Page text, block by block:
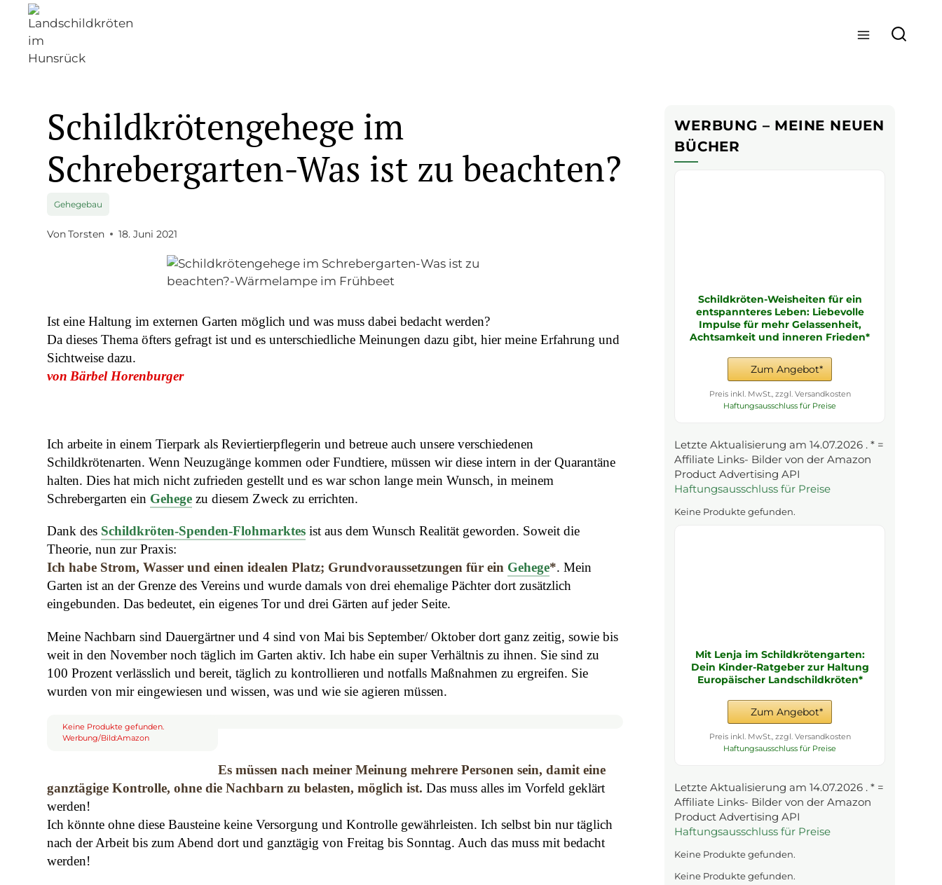
Inhalt
springen
Schildkrötengehege im
Schrebergarten-Was ist zu beachten?
Gehegebau
VonTorsten 18. Juni 2021
Ist eine Haltung im externen Garten möglich und was muss dabei bedacht werden?
Da dieses Thema öfters gefragt ist und es unterschiedliche Meinungen dazu gibt, hier meine Erfahrung und
Sichtweise dazu.
von Bärbel Horenburger
Ich arbeite in einem Tierpark als Reviertierpflegerin und betreue auch unsere verschiedenen
Schildkrötenarten. Wenn Neuzugänge kommen oder Fundtiere, müssen wir diese intern in der Quarantäne
halten. Dies hat mich nicht zufrieden gestellt und es war schon lange mein Wunsch, in meinem
Schrebergarten ein Gehege zu diesem Zweck zu errichten.
Dank des Schildkröten-Spenden-Flohmarktes ist aus dem Wunsch Realität geworden. Soweit die
Theorie, nun zur Praxis:
Ich habe Strom, Wasser und einen idealen Platz; Grundvoraussetzungen für ein Gehege*. Mein
Garten ist an der Grenze des Vereins und wurde damals von drei ehemalige Pächter dort zusätzlich
eingebunden. Das bedeutet, ein eigenes Tor und drei Gärten auf jeder Seite.
Meine Nachbarn sind Dauergärtner und 4 sind von Mai bis September/ Oktober dort ganz zeitig, sowie bis
weit in den November noch täglich im Garten aktiv. Ich habe ein super Verhältnis zu ihnen. Sie sind zu
100 Prozent verlässlich und bereit, täglich zu kontrollieren und notfalls Maßnahmen zu ergreifen. Sie
wurden von mir eingewiesen und wissen, was und wie sie agieren müssen.
Keine Produkte gefunden.
Werbung/Bild:Amazon
Es müssen nach meiner Meinung mehrere Personen sein, damit eine
ganztägige Kontrolle, ohne die Nachbarn zu belasten, möglich ist. Das muss alles im Vorfeld geklärt
werden!
Ich könnte ohne diese Bausteine keine Versorgung und Kontrolle gewährleisten. Ich selbst bin nur täglich
nach der Arbeit bis zum Abend dort und ganztägig von Freitag bis Sonntag. Auch das muss mit bedacht
werden!
WERBUNG – MEINE NEUEN
BÜCHER
Schildkröten-Weisheiten für ein
entspannteres Leben: Liebevolle
Impulse für mehr Gelassenheit,
Achtsamkeit und inneren Frieden*
Zum Angebot*
Preis inkl. MwSt., zzgl. Versandkosten
Haftungsausschluss für Preise
Letzte Aktualisierung am 14.07.2026 . * =
Affiliate Links- Bilder von der Amazon
Product Advertising API
Haftungsausschluss für Preise
Keine Produkte gefunden.
Mit Lenja im Schildkrötengarten:
Dein Kinder-Ratgeber zur Haltung
Europäischer Landschildkröten*
Zum Angebot*
Preis inkl. MwSt., zzgl. Versandkosten
Haftungsausschluss für Preise
Letzte Aktualisierung am 14.07.2026 . * =
Affiliate Links- Bilder von der Amazon
Product Advertising API
Haftungsausschluss für Preise
Keine Produkte gefunden.
Keine Produkte gefunden.